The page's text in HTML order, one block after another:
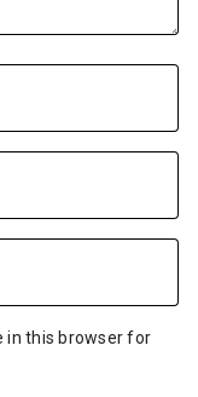
in this browser for